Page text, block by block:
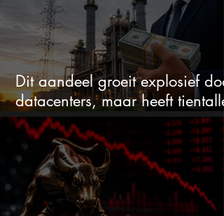
Dit aandeel groeit explosief
datacenters, maar heeft
miljarden nodig